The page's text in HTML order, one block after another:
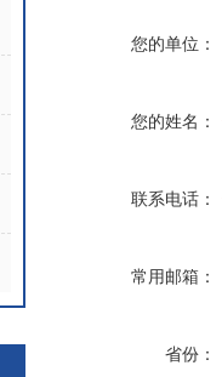
您的单位：
您的姓名：
联系电话：
常用邮箱：
省份：